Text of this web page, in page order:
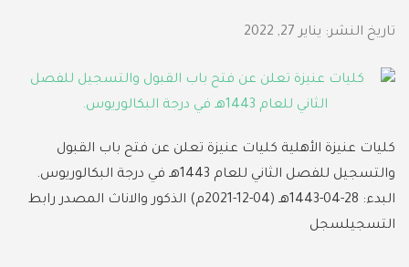
تاريخ النشر: يناير 27, 2022
كليات عنيزة الأهلية كليات عنيزة تعلن عن فتح باب القبول
والتسجيل للفصل الثاني للعام 1443هـ في درجة البكالوريوس.
البدء: 28-04-1443هـ (04-12-2021م) الذكور والاناث المصدر رابط
التسجيلسجل